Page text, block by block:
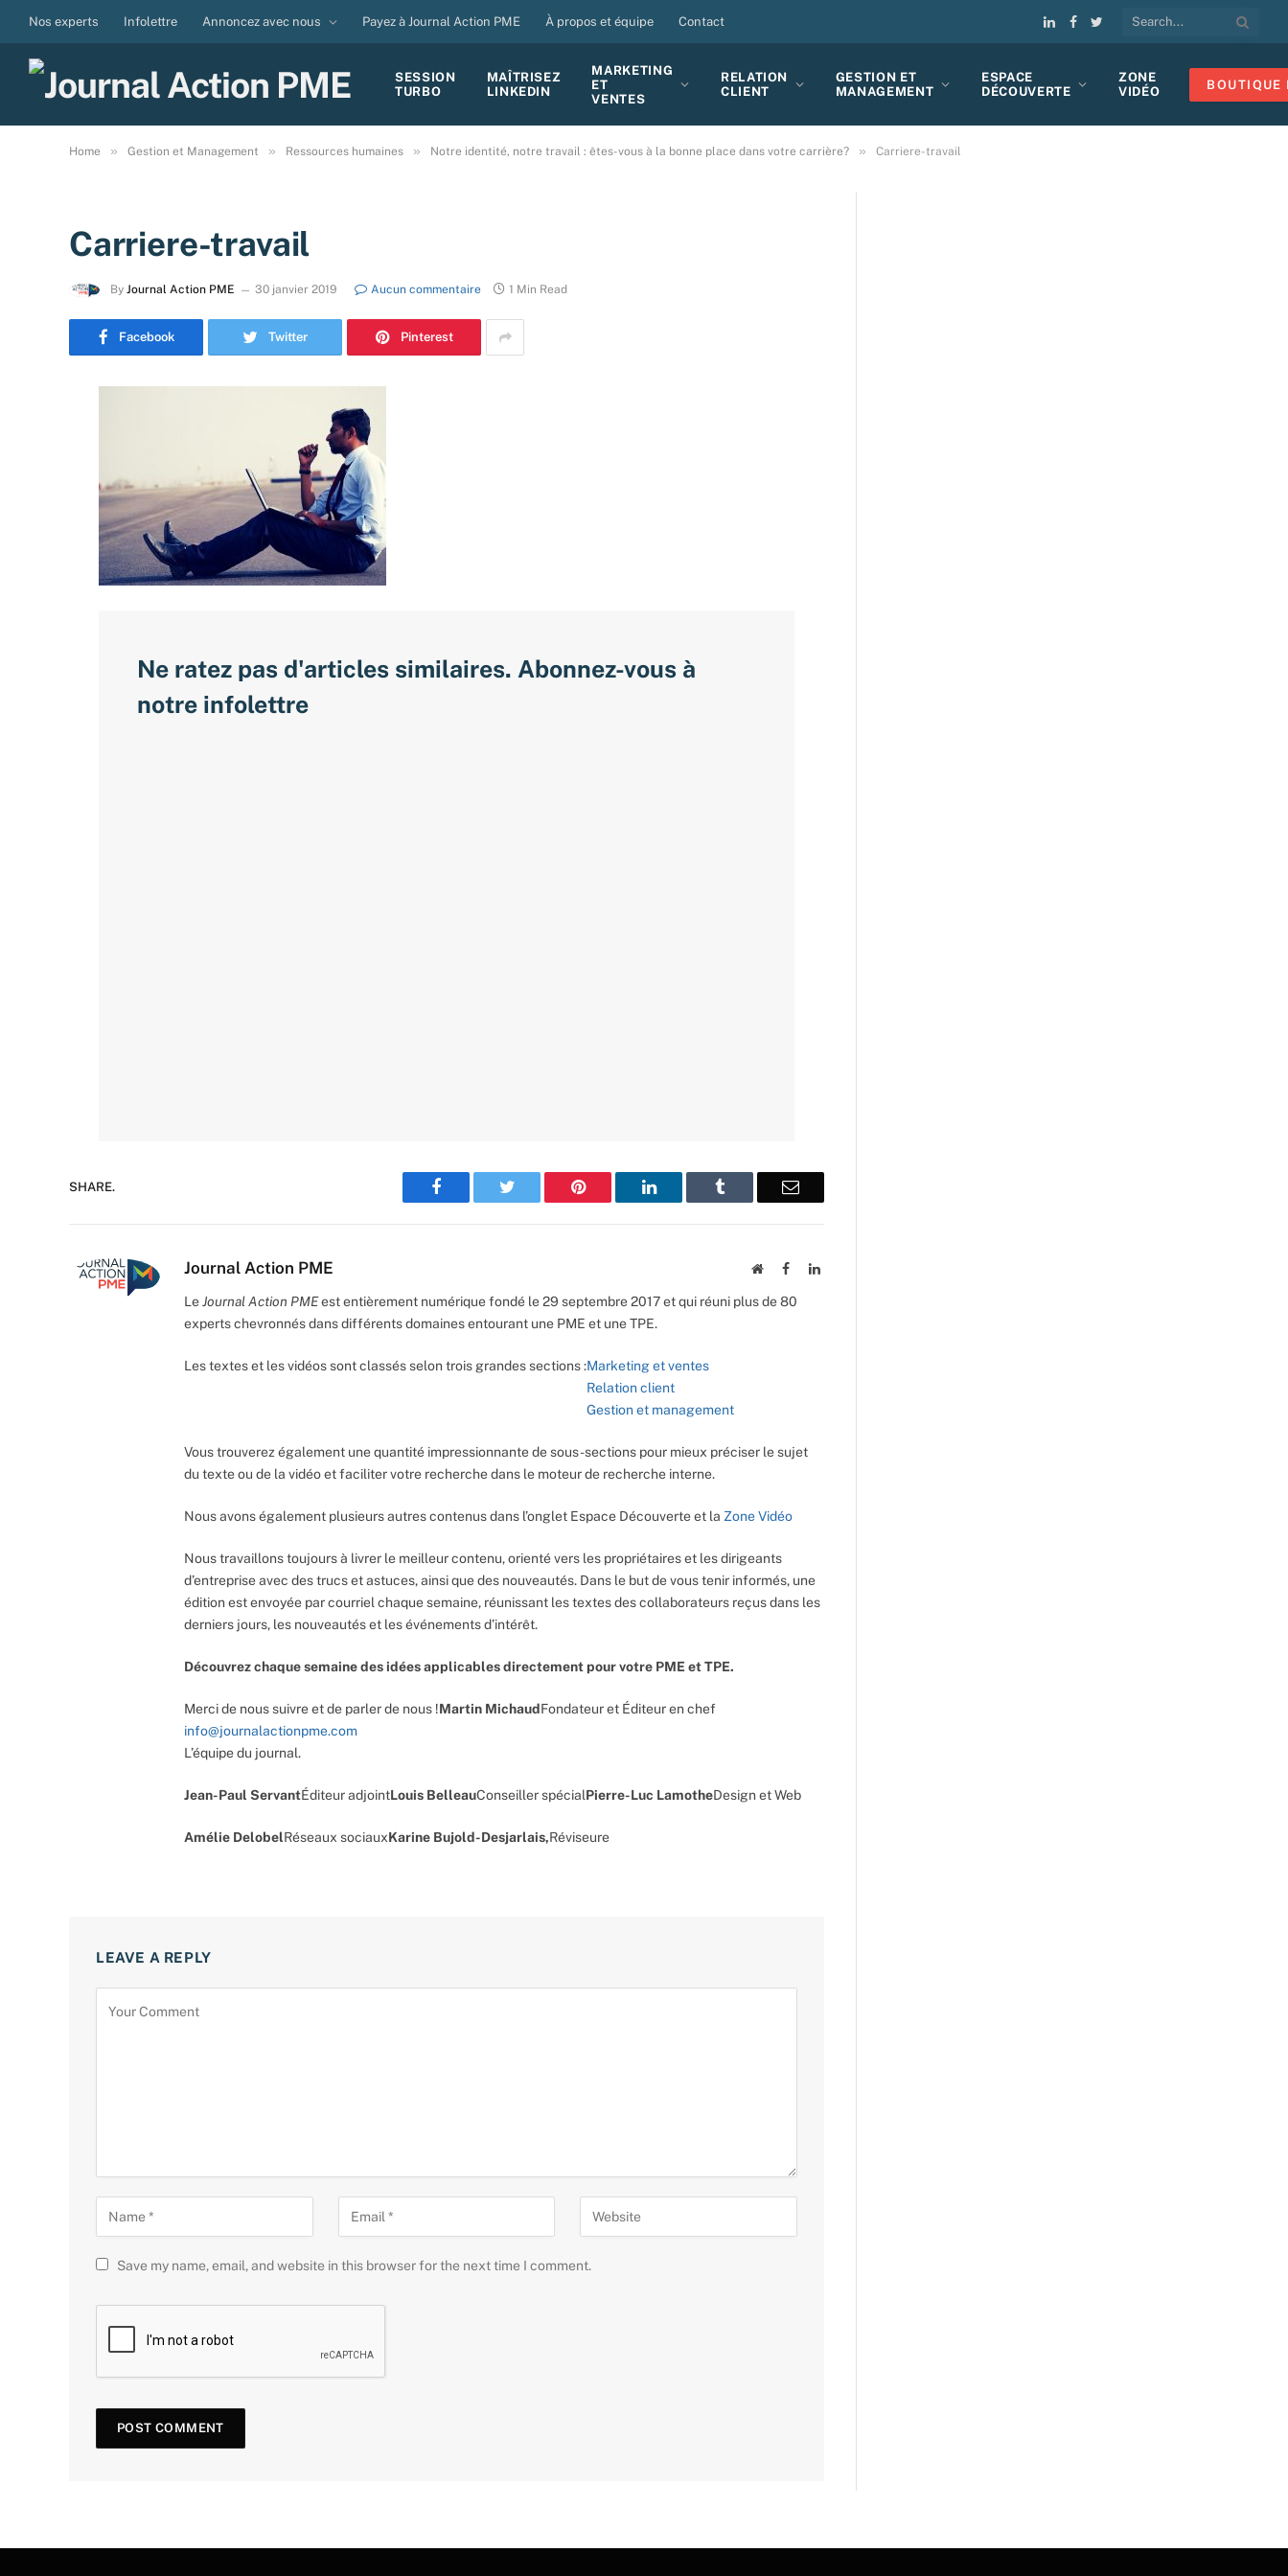
Nos experts Infolettre Annoncez avec nous Payez à Journal Action PME À propos et équipe Contact
LinkedIn
Facebook
Twitter
SESSION
TURBO
MAÎTRISEZ
LINKEDIN
MARKETING
ET
VENTES
RELATION
CLIENT
GESTION ET
MANAGEMENT
ESPACE
DÉCOUVERTE
ZONE
VIDÉO
BOUTIQUE
Home » Gestion et Management » Ressources humaines » Notre identité, notre travail : êtes-vous à la bonne place dans votre carrière? » Carriere-travail
Carriere-travail
By Journal Action PME 30 janvier 2019 Aucun commentaire 1 Min Read
Facebook Twitter Pinterest
Ne ratez pas d'articles similaires. Abonnez-vous à
notre infolettre
SHARE. Facebook Twitter Pinterest LinkedIn Tumblr Email
Journal Action PME WebsiteFacebookLinkedIn
LeJournal Action PMEest entièrement numérique fondé le 29 septembre 2017 et qui réuni plus de 80
experts chevronnés dans différents domaines entourant une PME et une TPE.
Les textes et les vidéos sont classés selon trois grandes sections :Marketing et ventes
Relation client
Gestion et management
Vous trouverez également une quantité impressionnante de sous-sections pour mieux préciser le sujet
du texte ou de la vidéo et faciliter votre recherche dans le moteur de recherche interne.
Nous avons également plusieurs autres contenus dans l’onglet Espace Découverte et la Zone Vidéo
Nous travaillons toujours à livrer le meilleur contenu, orienté vers les propriétaires et les dirigeants
d’entreprise avec des trucs et astuces, ainsi que des nouveautés. Dans le but de vous tenir informés, une
édition est envoyée par courriel chaque semaine, réunissant les textes des collaborateurs reçus dans les
derniers jours, les nouveautés et les événements d’intérêt.
Découvrez chaque semaine des idées applicables directement pour votre PME et TPE.
Merci de nous suivre et de parler de nous !
info@journalactionpme.com
L’équipe du journal.
Martin MichaudFondateur et Éditeur en chef
Jean-Paul ServantÉditeur adjointLouis BelleauConseiller spécialPierre-Luc LamotheDesign et Web
Amélie DelobelRéseaux sociauxKarine Bujold-Desjarlais,Réviseure
LEAVE A REPLY
Save my name, email, and website in this browser for the next time I comment.